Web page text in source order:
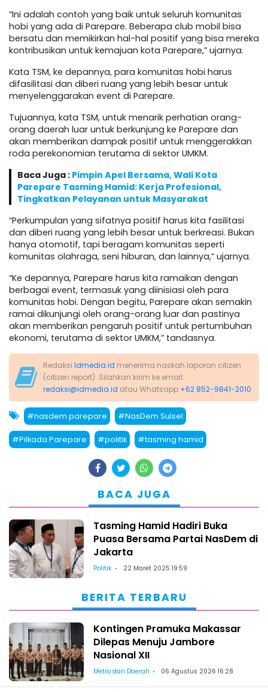
“Ini adalah contoh yang baik untuk seluruh komunitas
hobi yang ada di Parepare. Beberapa club mobil bisa
bersatu dan memikirkan hal-hal positif yang bisa mereka
kontribusikan untuk kemajuan kota Parepare,” ujarnya.
Kata TSM, ke depannya, para komunitas hobi harus
difasilitasi dan diberi ruang yang lebih besar untuk
menyelenggarakan event di Parepare.
Tujuannya, kata TSM, untuk menarik perhatian orang-
orang daerah luar untuk berkunjung ke Parepare dan
akan memberikan dampak positif untuk menggerakkan
roda perekonomian terutama di sektor UMKM.
Baca Juga : Pimpin Apel Bersama, Wali Kota
Parepare Tasming Hamid: Kerja Profesional,
Tingkatkan Pelayanan untuk Masyarakat
“Perkumpulan yang sifatnya positif harus kita fasilitasi
dan diberi ruang yang lebih besar untuk berkreasi. Bukan
hanya otomotif, tapi beragam komunitas seperti
komunitas olahraga, seni hiburan, dan lainnya,” ujarnya.
“Ke depannya, Parepare harus kita ramaikan dengan
berbagai event, termasuk yang diinisiasi oleh para
komunitas hobi. Dengan begitu, Parepare akan semakin
ramai dikunjungi oleh orang-orang luar dan pastinya
akan memberikan pengaruh positif untuk pertumbuhan
ekonomi, terutama di sektor UMKM,” tandasnya.
Redaksi Idmedia.id menerima naskah laporan citizen
(citizen report). Silahkan kirim ke email:
redaksi@idmedia.id atau Whatsapp +62 852-9841-2010
#nasdem parepare #NasDem Sulsel
#Pilkada Parepare #politik #tasming hamid
BACA JUGA
Tasming Hamid Hadiri Buka
Puasa Bersama Partai NasDem di
Jakarta
Politik 22 Maret 2025 19:59
BERITA TERBARU
Kontingen Pramuka Makassar
Dilepas Menuju Jambore
Nasional XII
Metro dan Daerah 06 Agustus 2026 16:28